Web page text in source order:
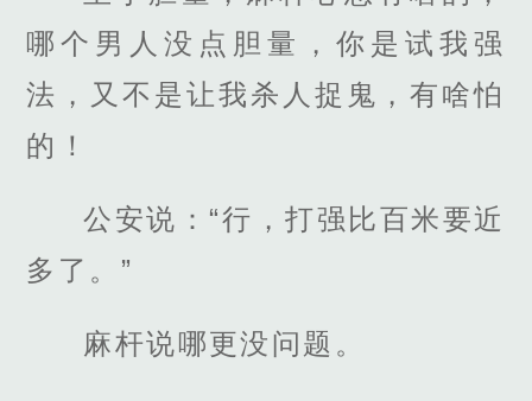
哪个男人没点胆量，你是试我强
法，又不是让我杀人捉鬼，有啥怕
的！
公安说：“行，打强比百米要近
多了。”
麻杆说哪更没问题。